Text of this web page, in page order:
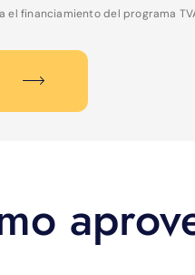
el financiamiento del programa